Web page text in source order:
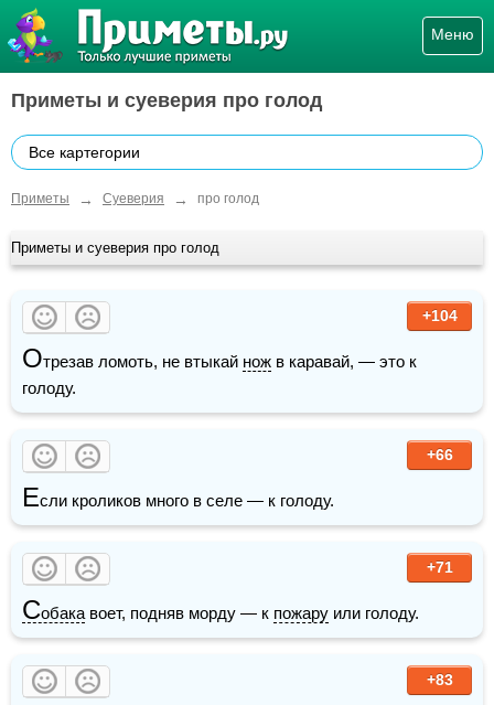
Меню
Приметы и суеверия про голод
Все картегории
Приметы → Суеверия → про голод
Приметы и суеверия про голод
+104
Отрезав ломоть, не втыкай нож в каравай, — это к
голоду.
+66
Если кроликов много в селе — к голоду.
+71
Собака воет, подняв морду — к пожару или голоду.
+83